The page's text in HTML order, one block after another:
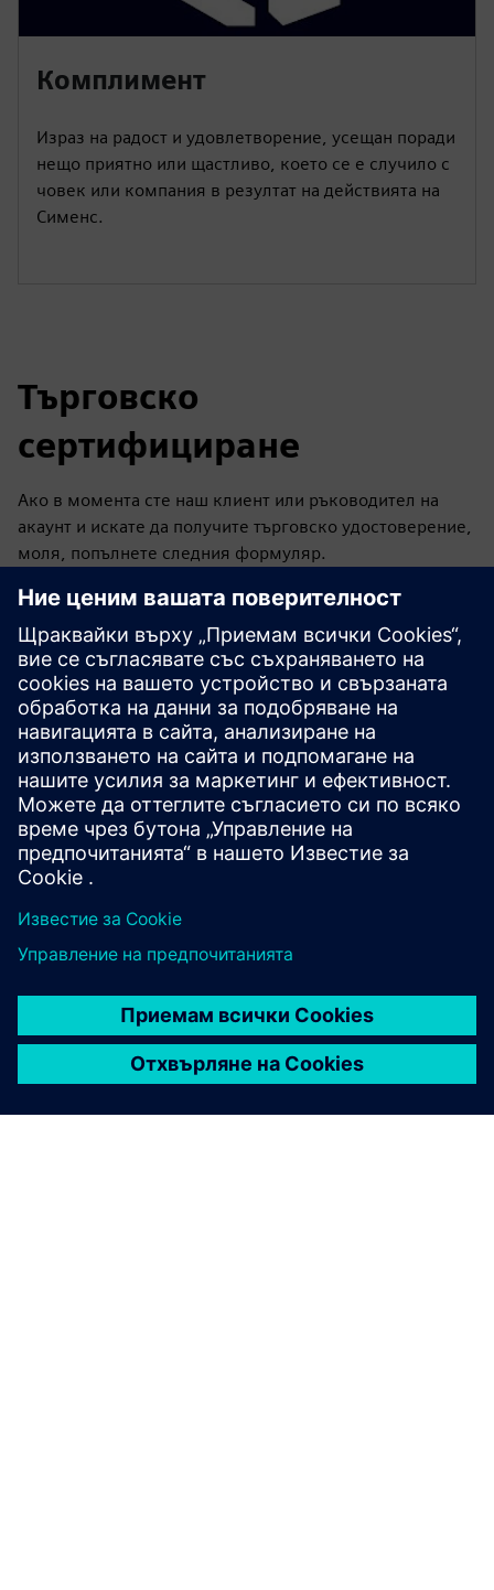
Комплимент
Израз на радост и удовлетворение, усещан поради
нещо приятно или щастливо, което се е случило с
човек или компания в резултат на действията на
Сименс.
Търговско
сертифициране
Ако в момента сте наш клиент или ръководител на
акаунт и искате да получите търговско удостоверение,
моля, попълнете следния формуляр.
Връзка с бутон - Регистрирайте кандидатурата си тук:
https://forms.office.com/r/nPwGyFieVN
Следвайте ни в нашите социални медии
Останете пред кривата, винаги информирани.
Фейсбук - Сименс Колумбия
Инстаграм - Сименс Южна Америка
ЛинкДин — Сименс
Ютюб — Сименс